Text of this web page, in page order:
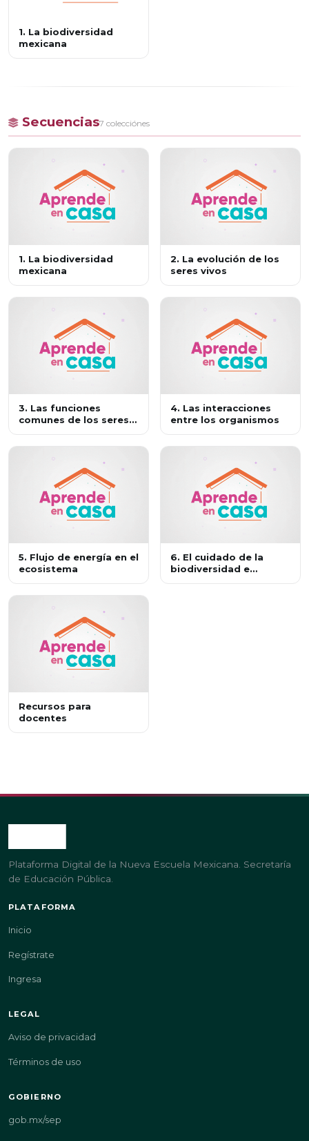
1. La biodiversidad
mexicana
Secuencias7 colecciónes
1. La biodiversidad
mexicana
2. La evolución de los
seres vivos
3. Las funciones
comunes de los seres
4. Las interacciones
entre los organismos
5. Flujo de energía en el
ecosistema
6. El cuidado de la
biodiversidad e
Recursos para
docentes
Plataforma Digital de la Nueva Escuela Mexicana. Secretaría
de Educación Pública.
PLATAFORMA
Inicio
Regístrate
Ingresa
LEGAL
Aviso de privacidad
Términos de uso
GOBIERNO
gob.mx/sep